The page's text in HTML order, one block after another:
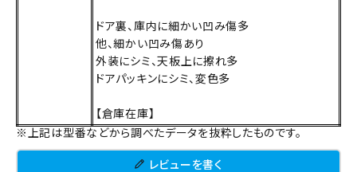
ドア裏、庫内に細かい凹み傷多
他、細かい凹み傷あり
外装にシミ、天板上に擦れ多
ドアパッキンにシミ、変色多
【倉庫在庫】
※上記は型番などから調べたデータを抜粋したものです。
レビューを書く